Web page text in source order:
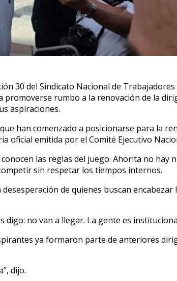
30 del Sindicato Nacional de
rumbo a la renovación de la
aspiraciones.
han comenzado a posicionarse para la
oficial emitida por el Comité Ejecutivo
las reglas del juego. Ahorita no
sin respetar los tiempos internos.
de quienes buscan
digo: no van a llegar. La gente es
ya formaron parte de anteriores
dijo.